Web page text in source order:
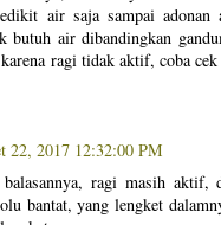
air saja sampai
air dibandingkan
ragi tidak aktif, coba
22, 2017 12:32:00 PM
ragi masih aktif,
bantat, yang lengket